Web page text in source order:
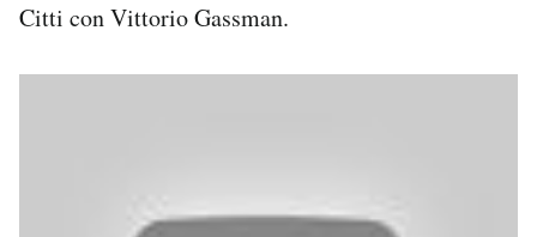
Citti con Vittorio Gassman.